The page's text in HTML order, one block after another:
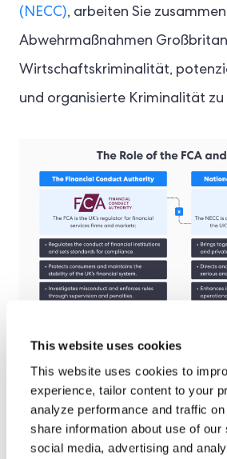
This website uses cookies
This website uses cookies to
experience, tailor content to your
analyze performance and traffic
share information about use of our
social media, advertising and
(NECC), arbeiten Sie
Abwehrmaßnahmen
Wirtschaftskriminalität,
und organisierte Kriminalität zu
Obwohl die FCA und das NECC
Ziele verfolgen, besteht das
das britische Finanzsystem zu
zu schützen.